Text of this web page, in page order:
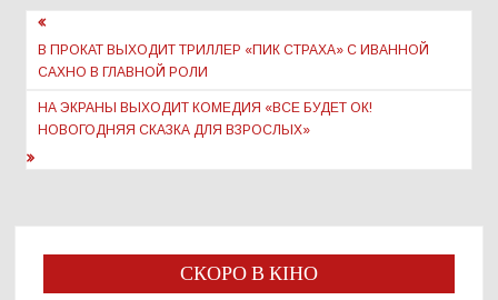
Навигация
по
записям
В ПРОКАТ ВЫХОДИТ ТРИЛЛЕР «ПИК СТРАХА» С ИВАННОЙ
САХНО В ГЛАВНОЙ РОЛИ
НА ЭКРАНЫ ВЫХОДИТ КОМЕДИЯ «ВСЕ БУДЕТ ОК!
НОВОГОДНЯЯ СКАЗКА ДЛЯ ВЗРОСЛЫХ»
СКОРО В КІНО